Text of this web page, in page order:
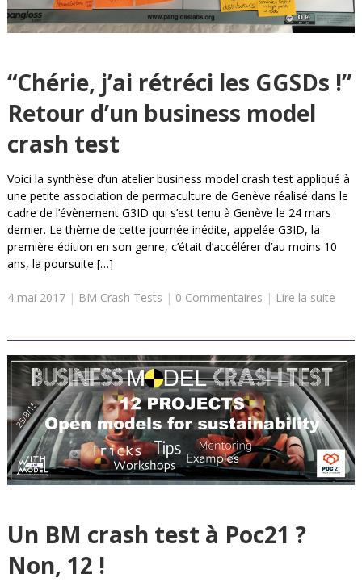
“Chérie, j’ai rétréci les GGSDs !”
Retour d’un business model
crash test
Voici la synthèse d’un atelier business model crash test appliqué à
une petite association de permaculture de Genève réalisé dans le
cadre de l’évènement G3ID qui s’est tenu à Genève le 24 mars
dernier. Le thème de cette journée inédite, appelée G3ID, la
première édition en son genre, c’était d’accélérer d’au moins 10
ans, la poursuite […]
4 mai 2017| BM Crash Tests | 0 Commentaires | Lire la suite
Un BM crash test à Poc21 ?
Non, 12 !